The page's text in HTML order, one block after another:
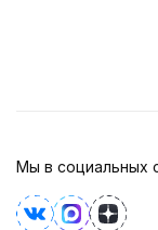
Мы в социальных